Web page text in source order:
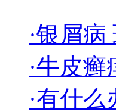
·银屑病
·牛皮癣
·有什